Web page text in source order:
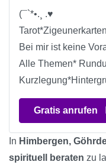
(¯`*•.¸ .♥
Bei mir ist keine
Alle Themen*
Gratis anrufen
In Himbergen,
spirituell beraten zu